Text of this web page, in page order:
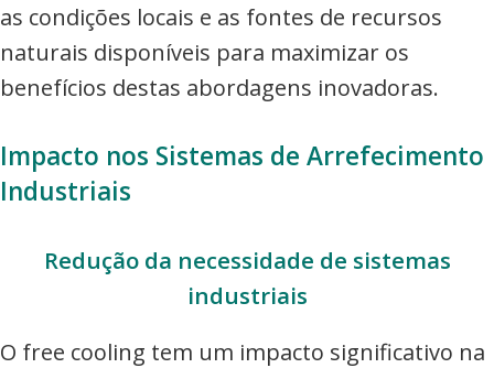
as condições locais e as fontes de recursos
naturais disponíveis para maximizar os
benefícios destas abordagens inovadoras.
Impacto nos Sistemas de Arrefecimento
Industriais
Redução da necessidade de sistemas
industriais
O free cooling tem um impacto significativo na